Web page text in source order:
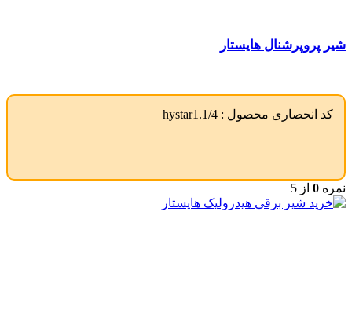
شیر پروپرشنال هایستار
کد انحصاری محصول : hystar1.1/4
نمره 0 از 5